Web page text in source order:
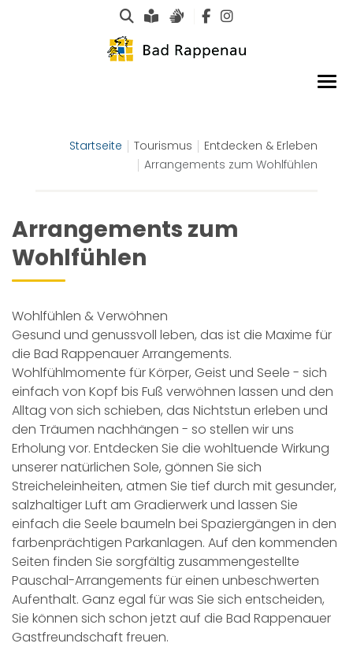
Suche
Leichte Sprache
Gebärdensprachen
Startseite Tourismus
Entdecken & Erleben
Arrangements zum Wohlfühlen
Arrangements zum
Wohlfühlen
Wohlfühlen & Verwöhnen
Gesund und genussvoll leben, das ist die Maxime für
die Bad Rappenauer Arrangements.
Wohlfühlmomente für Körper, Geist und Seele - sich
einfach von Kopf bis Fuß verwöhnen lassen und den
Alltag von sich schieben, das Nichtstun erleben und
den Träumen nachhängen - so stellen wir uns
Erholung vor. Entdecken Sie die wohltuende Wirkung
unserer natürlichen Sole, gönnen Sie sich
Streicheleinheiten, atmen Sie tief durch mit gesunder,
salzhaltiger Luft am Gradierwerk und lassen Sie
einfach die Seele baumeln bei Spaziergängen in den
farbenprächtigen Parkanlagen. Auf den kommenden
Seiten finden Sie sorgfältig zusammengestellte
Pauschal-Arrangements für einen unbeschwerten
Aufenthalt. Ganz egal für was Sie sich entscheiden,
Sie können sich schon jetzt auf die Bad Rappenauer
Gastfreundschaft freuen.